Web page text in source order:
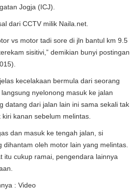
Jogja (ICJ).
dari CCTV milik Naila.net.
vs motor tadi sore di jln bantul km 9.5
sisitivi,” demikian bunyi postingan
kecelakaan bermula dari seorang
nyelonong masuk ke jalan
datang dari jalan lain ini sama sekali tak
kanan sebelum melintas.
dan masuk ke tengah jalan, si
dihantam oleh motor lain yang melintas.
itu cukup ramai, pengendara lainnya
: Video